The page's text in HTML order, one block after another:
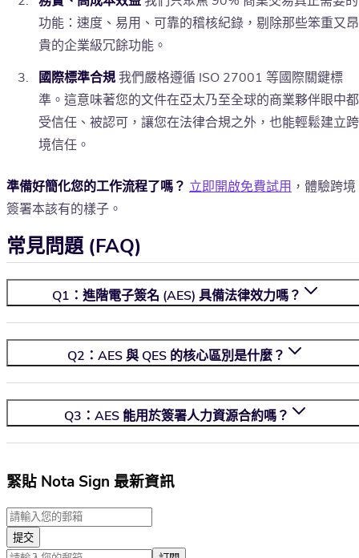
功能：速度、易用、可靠的稽核紀錄，剔除那些笨重又昂
貴的企業級冗餘功能。
國際標準合規我們嚴格遵循 ISO 27001 等國際關鍵標
準。這意味著您的文件在亞太乃至全球的商業夥伴眼中都
受信任、被認可，讓您在法律合規之外，也能輕鬆建立跨
境信任。
準備好簡化您的工作流程了嗎？ 立即開啟免費試用 ，體驗跨境
簽署本該有的樣子。
常見問題 (FAQ)
Q1：進階電子簽名 (AES) 具備法律效力嗎？
Q2：AES 與 QES 的核心區別是什麼？
Q3：AES 能用於簽署人力資源合約嗎？
緊貼 Nota Sign 最新資訊
提交